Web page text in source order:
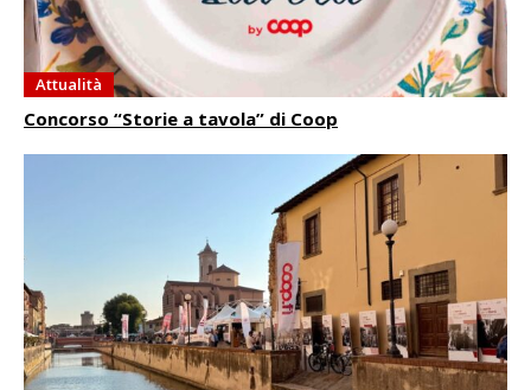
Attualità
Concorso “Storie a tavola” di Coop